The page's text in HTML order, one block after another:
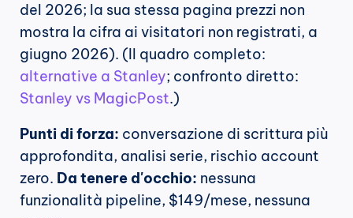
del 2026; la sua stessa pagina prezzi non
mostra la cifra ai visitatori non registrati, a
alternative a Stanley
Stanley vs MagicPost.)
Punti di forza: conversazione di scrittura più
approfondita, analisi serie, rischio account
zero. Da tenere d'occhio: nessuna
funzionalità pipeline, $149/mese, nessuna